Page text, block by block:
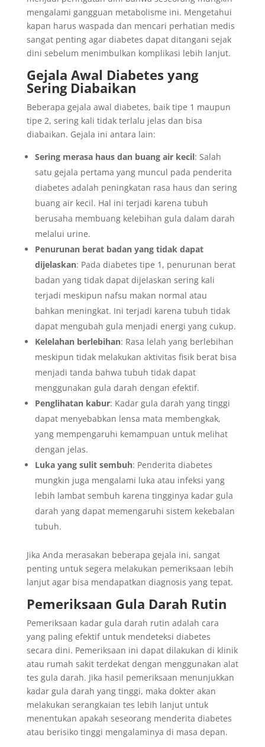
mengalami gangguan metabolisme ini. Mengetahui
kapan harus waspada dan mencari perhatian medis
sangat penting agar diabetes dapat ditangani sejak
dini sebelum menimbulkan komplikasi lebih lanjut.
Gejala Awal Diabetes yang
Sering Diabaikan
Beberapa gejala awal diabetes, baik tipe 1 maupun
tipe 2, sering kali tidak terlalu jelas dan bisa
diabaikan. Gejala ini antara lain:
Sering merasa haus dan buang air kecil: Salah
satu gejala pertama yang muncul pada penderita
diabetes adalah peningkatan rasa haus dan sering
buang air kecil. Hal ini terjadi karena tubuh
berusaha membuang kelebihan gula dalam darah
melalui urine.
Penurunan berat badan yang tidak dapat
dijelaskan: Pada diabetes tipe 1, penurunan berat
badan yang tidak dapat dijelaskan sering kali
terjadi meskipun nafsu makan normal atau
bahkan meningkat. Ini terjadi karena tubuh tidak
dapat mengubah gula menjadi energi yang cukup.
Kelelahan berlebihan: Rasa lelah yang berlebihan
meskipun tidak melakukan aktivitas fisik berat bisa
menjadi tanda bahwa tubuh tidak dapat
menggunakan gula darah dengan efektif.
Penglihatan kabur: Kadar gula darah yang tinggi
dapat menyebabkan lensa mata membengkak,
yang mempengaruhi kemampuan untuk melihat
dengan jelas.
Luka yang sulit sembuh: Penderita diabetes
mungkin juga mengalami luka atau infeksi yang
lebih lambat sembuh karena tingginya kadar gula
darah yang dapat memengaruhi sistem kekebalan
tubuh.
Jika Anda merasakan beberapa gejala ini, sangat
penting untuk segera melakukan pemeriksaan lebih
lanjut agar bisa mendapatkan diagnosis yang tepat.
Pemeriksaan Gula Darah Rutin
Pemeriksaan kadar gula darah rutin adalah cara
yang paling efektif untuk mendeteksi diabetes
secara dini. Pemeriksaan ini dapat dilakukan di klinik
atau rumah sakit terdekat dengan menggunakan alat
tes gula darah. Jika hasil pemeriksaan menunjukkan
kadar gula darah yang tinggi, maka dokter akan
melakukan serangkaian tes lebih lanjut untuk
menentukan apakah seseorang menderita diabetes
atau berisiko tinggi mengalaminya di masa depan.